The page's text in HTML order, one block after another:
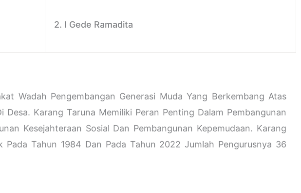
2. I Gede Ramadita
Wadah Pengembangan Generasi Muda Yang Berkembang Atas
Karang Taruna Memiliki Peran Penting Dalam Pembangunan
Kesejahteraan Sosial Dan Pembangunan Kepemudaan. Karang
Tahun 1984 Dan Pada Tahun 2022 Jumlah Pengurusnya 36